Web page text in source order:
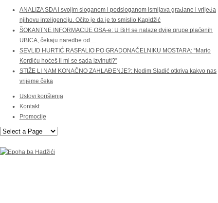
ANALIZA SDA i svojim sloganom i podsloganom ismijava građane i vrijeđa
njihovu inteligenciju. Očito je da je to smislio Kapidžić
ŠOKANTNE INFORMACIJE OSA-e: U BiH se nalaze dvije grupe plaćenih
UBICA, čekaju naredbe od…
SEVLID HURTIĆ RASPALIO PO GRADONAČELNIKU MOSTARA: “Mario
Kordiću hoćeš li mi se sada izvinuti?”
STIŽE LI NAM KONAČNO ZAHLAĐENJE?: Nedim Sladić otkriva kakvo nas
vrijeme čeka
Uslovi korištenja
Kontakt
Promocije